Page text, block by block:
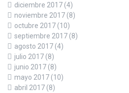
diciembre 2017 (4)
noviembre 2017 (8)
octubre 2017 (10)
septiembre 2017 (8)
agosto 2017 (4)
julio 2017 (8)
junio 2017 (8)
mayo 2017 (10)
abril 2017 (8)